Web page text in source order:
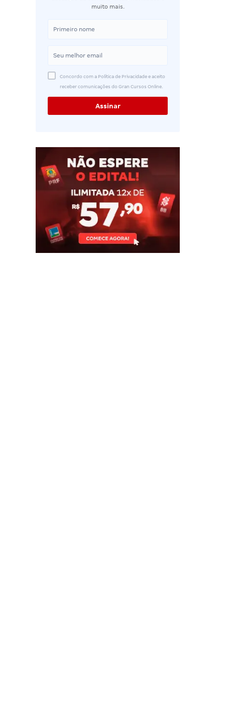
muito mais.
Concordo com a Política de Privacidade e aceito
receber comunicações do Gran Cursos Online.